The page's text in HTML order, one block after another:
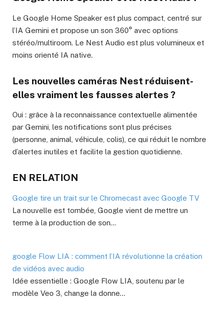
Le Google Home Speaker est plus compact, centré sur
l’IA Gemini et propose un son 360° avec options
stéréo/multiroom. Le Nest Audio est plus volumineux et
moins orienté IA native.
Les nouvelles caméras Nest réduisent-
elles vraiment les fausses alertes ?
Oui : grâce à la reconnaissance contextuelle alimentée
par Gemini, les notifications sont plus précises
(personne, animal, véhicule, colis), ce qui réduit le nombre
d’alertes inutiles et facilite la gestion quotidienne.
EN RELATION
Google tire un trait sur le Chromecast avec Google TV
La nouvelle est tombée, Google vient de mettre un
terme à la production de son…
google Flow LIA : comment l’IA révolutionne la création
de vidéos avec audio
Idée essentielle : Google Flow LIA, soutenu par le
modèle Veo 3, change la donne…